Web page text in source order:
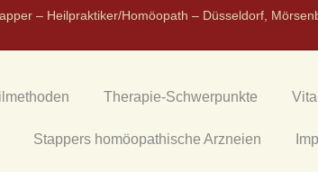
– Heilpraktiker/Homöopath – Düsseldorf,
Therapie-Schwerpunkte Vita
Stappers homöopathische Arzneien